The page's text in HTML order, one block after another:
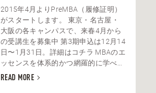
2015年4月よりPreMBA（履修証明）
がスタートします。 東京・名古屋・
大阪の各キャンパスで、来春4月から
の受講生を募集中 第3期申込は12月14
日〜1月31日。詳細はコチラ MBAのエ
ッセンスを体系的かつ網羅的に学べ...
READ MORE